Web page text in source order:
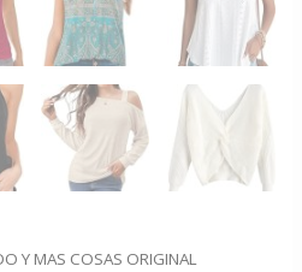
Y MAS COSAS ORIGINAL